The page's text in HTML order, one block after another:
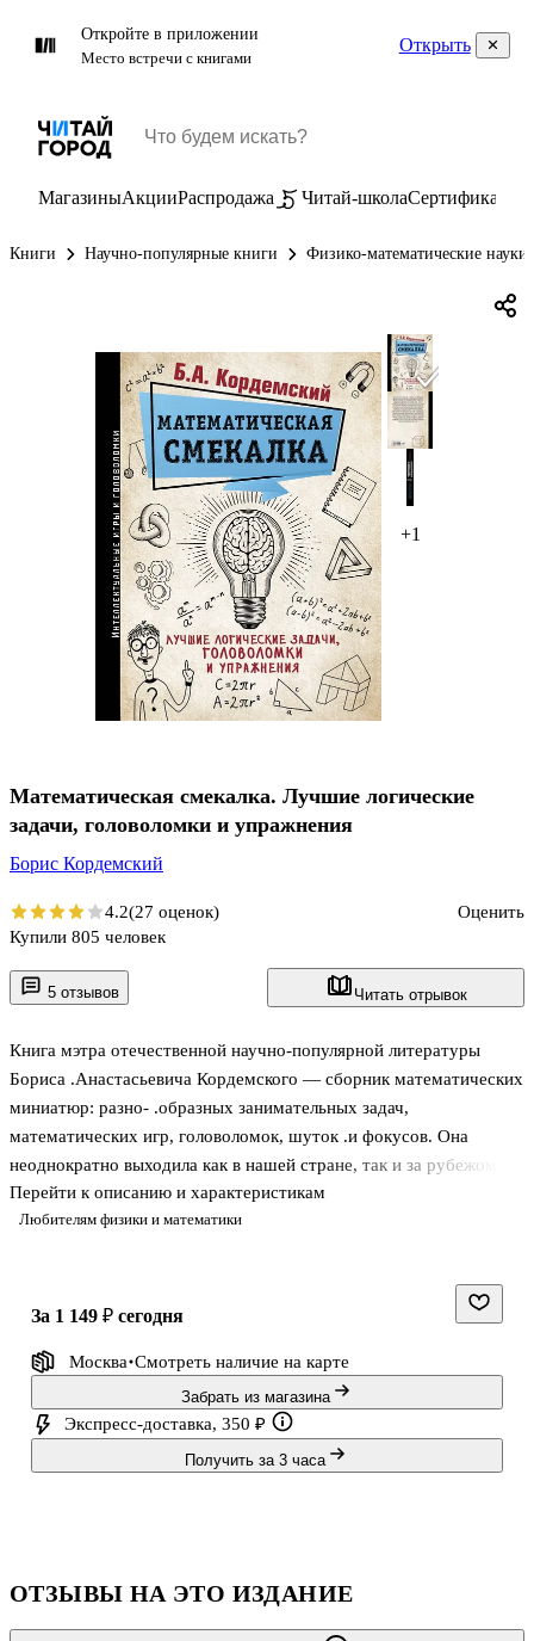
Откройте в приложении
Место встречи с книгами
Открыть
МагазиныАкцииРаспродажа Читай-школаСертификаты
Книги Научно-популярные книги Физико-математические науки
+1
5 отзывов Читать отрывок
Любителям физики и математики
Книга мэтра отечественной научно-популярной литературы
Бориса .Анастасьевича Кордемского — сборник математических
миниатюр: разно- .образных занимательных задач,
математических игр, головоломок, шуток .и фокусов. Она
неоднократно выходила как в нашей стране, так и за рубежом. .В
течение многих лет была и остается настольной книгой многих
поколений .преподавателей и учащихся. .Все, кто увлекается
изобретательность. .В конце книги приводятся ответы и
Перейти к описанию и характеристикам
Математическая смекалка. Лучшие логические
задачи, головоломки и упражнения
Борис Кордемский
4.2(27 оценок)
Оценить
Купили 805 человек
за 1 149 ₽ сегодня
Москва Смотреть наличие на карте
Забрать из магазина
Экспресс-доставка, 350 ₽
Получить за 3 часа
ОТЗЫВЫ НА ЭТО ИЗДАНИЕ